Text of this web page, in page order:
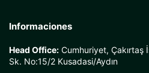
Informaciones
Head Office: Cumhuriyet, Çakırtaş
Sk. No:15/2 Kusadasi/Aydın